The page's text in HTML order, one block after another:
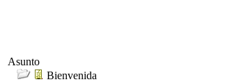
Asunto
Bienvenida